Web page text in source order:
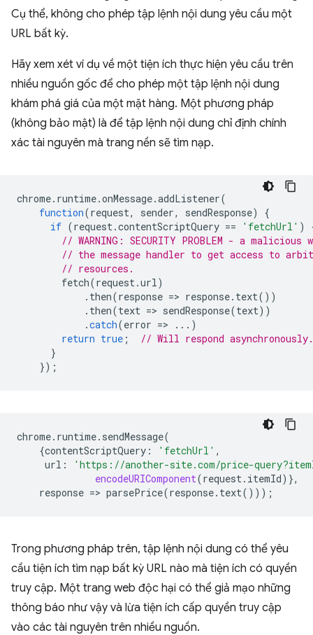
Cụ thể, không cho phép tập lệnh nội dung yêu cầu một
URL bất kỳ.
Hãy xem xét ví dụ về một tiện ích thực hiện yêu cầu trên
nhiều nguồn gốc để cho phép một tập lệnh nội dung
khám phá giá của một mặt hàng. Một phương pháp
(không bảo mật) là để tập lệnh nội dung chỉ định chính
xác tài nguyên mà trang nền sẽ tìm nạp.
chrome. runtime.onMessage.addListener(
function(request, sender, sendResponse)
{
if (request.contentScriptQuery == 'fetchUrl' )
// WARNING: SECURITY PROBLEM - a malicious
// the message handler to get access to
// resources.
fetch(request.url)
. then(response => response. text())
. then(text => sendResponse(text))
.catch(error =>
...)
return true ;
// Will respond asynchronously.
}
});
chrome. runtime. sendMessage(
{contentScriptQuery : 'fetchUrl' ,
url :
'https://another-site.com/price-
encodeURIComponent(request. itemId)},
response => parsePrice(response. text()));
Trong phương pháp trên, tập lệnh nội dung có thể yêu
cầu tiện ích tìm nạp bất kỳ URL nào mà tiện ích có quyền
truy cập. Một trang web độc hại có thể giả mạo những
thông báo như vậy và lừa tiện ích cấp quyền truy cập
vào các tài nguyên trên nhiều nguồn.